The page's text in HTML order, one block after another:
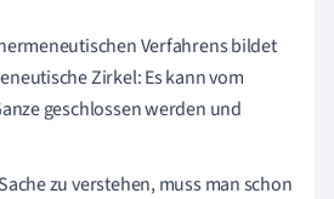
Verfahrens bildet
Zirkel: Es kann vom
geschlossen werden und
zu verstehen, muss man schon